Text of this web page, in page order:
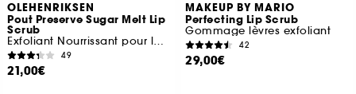
OLEHENRIKSEN
Pout Preserve Sugar Melt Lip
Scrub
Exfoliant Nourrissant pour les Lèvres
49
21,00€
MAKEUP BY MARIO
Perfecting Lip Scrub
Gommage lèvres exfoliant
42
29,00€